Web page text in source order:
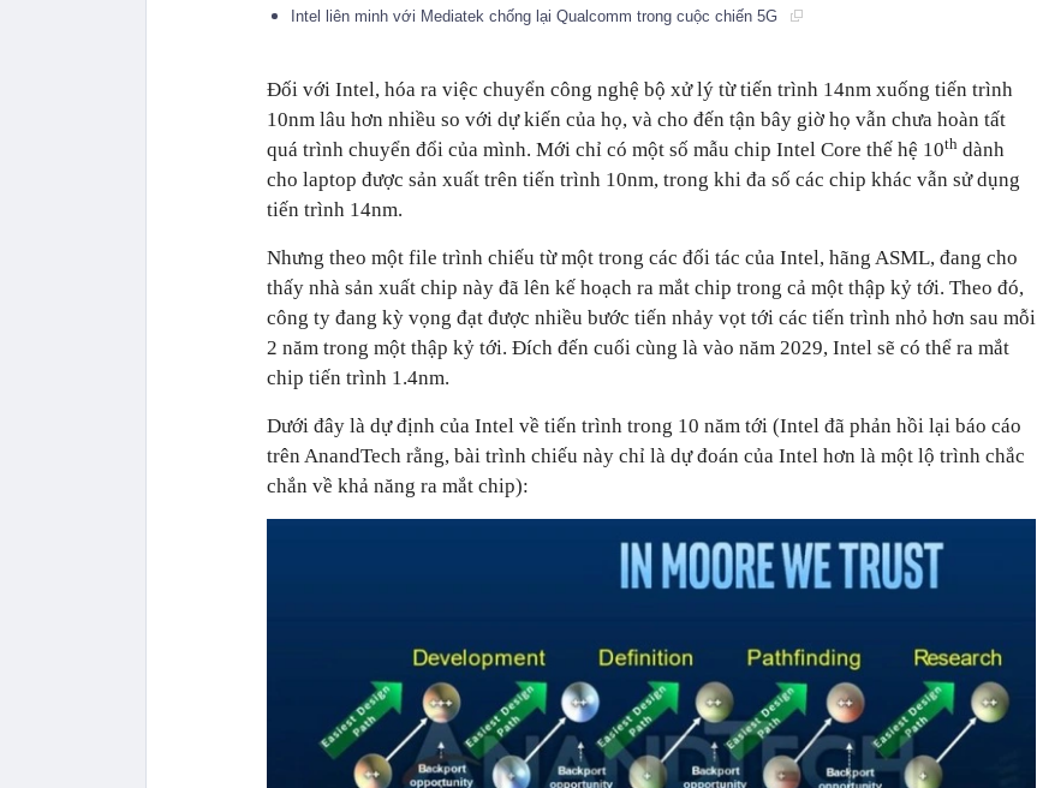
Intel liên minh với Mediatek chống lại Qualcomm trong cuộc chiến 5G
Đối với Intel, hóa ra việc chuyển công nghệ bộ xử lý từ tiến trình 14nm xuống tiến trình
10nm lâu hơn nhiều so với dự kiến của họ, và cho đến tận bây giờ họ vẫn chưa hoàn tất
quá trình chuyển đổi của mình. Mới chỉ có một số mẫu chip Intel Core thế hệ 10th dành
cho laptop được sản xuất trên tiến trình 10nm, trong khi đa số các chip khác vẫn sử dụng
tiến trình 14nm.
Nhưng theo một file trình chiếu từ một trong các đối tác của Intel, hãng ASML, đang cho
thấy nhà sản xuất chip này đã lên kế hoạch ra mắt chip trong cả một thập kỷ tới. Theo đó,
công ty đang kỳ vọng đạt được nhiều bước tiến nhảy vọt tới các tiến trình nhỏ hơn sau mỗi
2 năm trong một thập kỷ tới. Đích đến cuối cùng là vào năm 2029, Intel sẽ có thể ra mắt
chip tiến trình 1.4nm.
Dưới đây là dự định của Intel về tiến trình trong 10 năm tới (Intel đã phản hồi lại báo cáo
trên AnandTech rằng, bài trình chiếu này chỉ là dự đoán của Intel hơn là một lộ trình chắc
chắn về khả năng ra mắt chip):